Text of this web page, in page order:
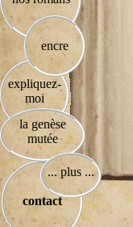
expliquez-
moi
la genèse
mutée
... plus ...
encre
contact